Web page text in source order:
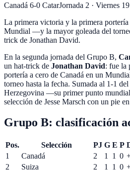
Canadá 6-0 CatarJornada 2 · Viernes
La primera victoria y la primera portería
Mundial —y la mayor goleada del
trick de Jonathan David.
En la segunda jornada del Grupo B,
un hat-trick de Jonathan David: fue la
portería a cero de Canadá en un
torneo hasta la fecha. Sumada al 1-1
Herzegovina —su primer punto
selección de Jesse Marsch con un pie
Grupo B: clasificación
Pos. Selección PJ G E P
1
Canadá 2 1 1 0
2
Suiza 2 1 1 0